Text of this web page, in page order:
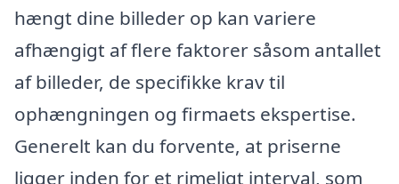
hængt dine billeder op kan variere
afhængigt af flere faktorer såsom antallet
af billeder, de specifikke krav til
ophængningen og firmaets ekspertise.
Generelt kan du forvente, at priserne
ligger inden for et rimeligt interval, som